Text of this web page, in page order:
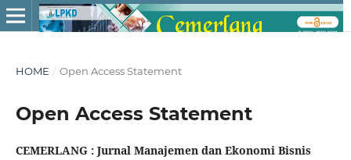
HOME / Open Access Statement
Open Access Statement
CEMERLANG : Jurnal Manajemen dan Ekonomi Bisnis